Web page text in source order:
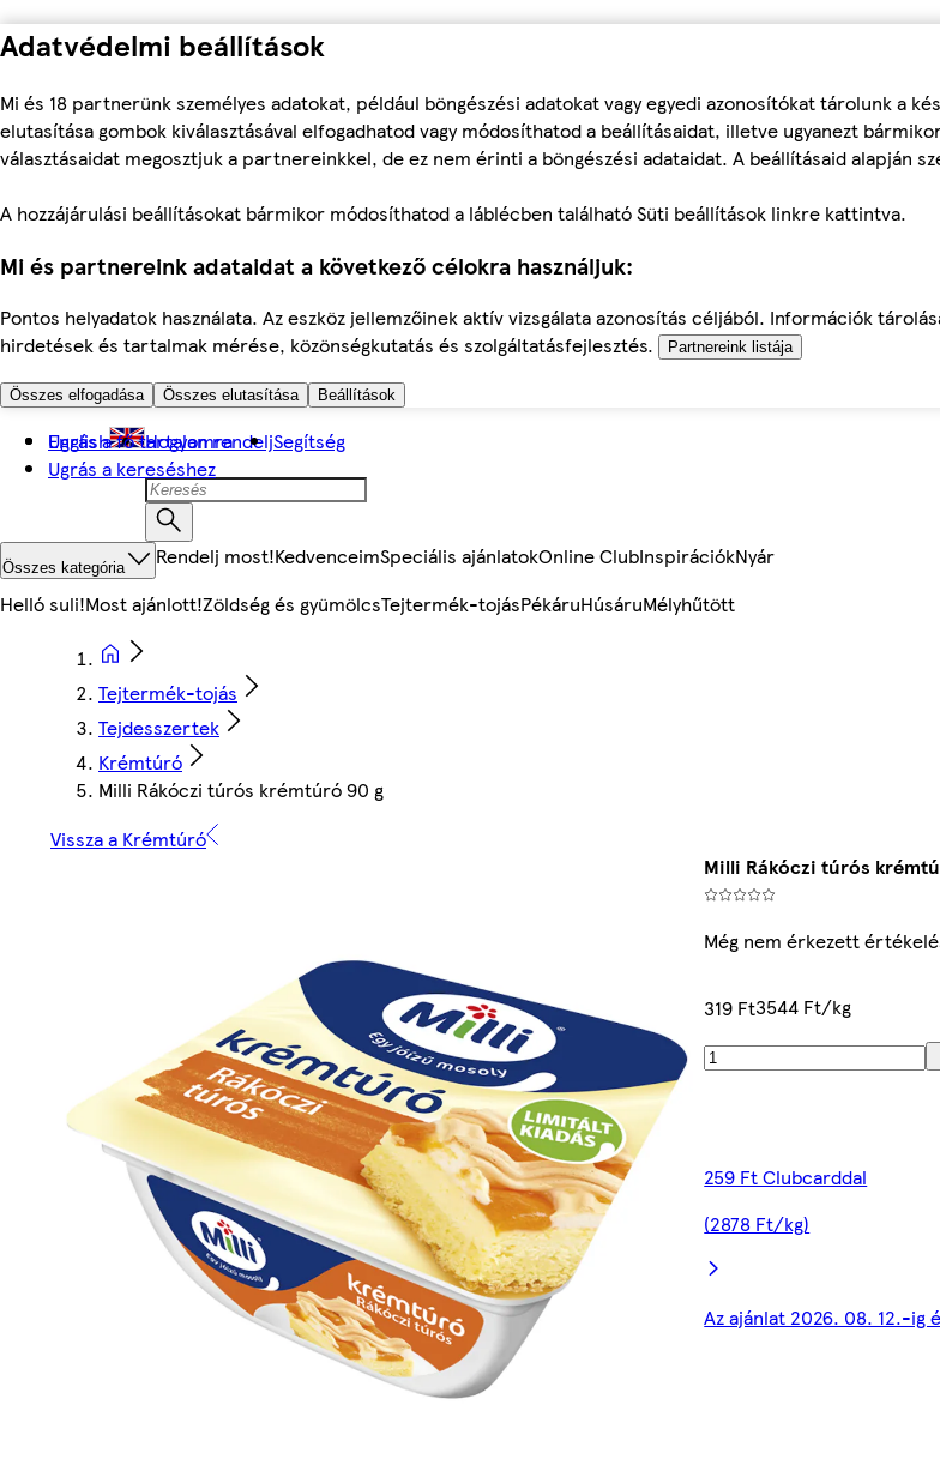
Adatvédelmi beállítások
Mi és 18 partnerünk személyes adatokat, például böngészési adatokat vagy egyedi azonosítókat tárolunk a
elutasítása gombok kiválasztásával elfogadhatod vagy módosíthatod a beállításaidat, illetve ugyanezt
választásaidat megosztjuk a partnereinkkel, de ez nem érinti a böngészési adataidat. A beállításaid alapján
A hozzájárulási beállításokat bármikor módosíthatod a láblécben található Süti beállítások linkre kattintva.
Mi és partnereink adataidat a következő célokra használjuk:
Pontos helyadatok használata. Az eszköz jellemzőinek aktív vizsgálata azonosítás céljából. Információk
hirdetések és tartalmak mérése, közönségkutatás és szolgáltatásfejlesztés.
Partnereink listája
Összes elfogadása Összes elutasítása Beállítások
Ugrás a fő tartalomra
Ugrás a kereséshez
English Hogyan rendeljSegítség
Összes kategória Rendelj most!KedvenceimSpeciális ajánlatokOnline ClubInspirációkNyár
Helló suli!Most ajánlott!Zöldség és gyümölcsTejtermék-tojásPékáruHúsáruMélyhűtött
Tejtermék-tojás
Tejdesszertek
Krémtúró
Milli Rákóczi túrós krémtúró 90 g
Vissza a Krémtúró
Milli Rákóczi túrós
Még nem érkezett
319 Ft3544 Ft/kg
259 Ft Clubcarddal
(2878 Ft/kg)
Az ajánlat 2026. 08. 12.-ig